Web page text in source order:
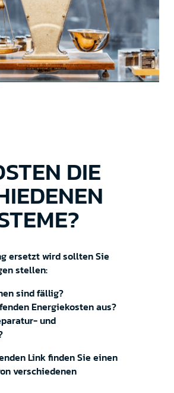
DIE
ersetzt wird sollten Sie
stellen:
sind fällig?
Energiekosten aus?
und
Link finden Sie einen
verschiedenen